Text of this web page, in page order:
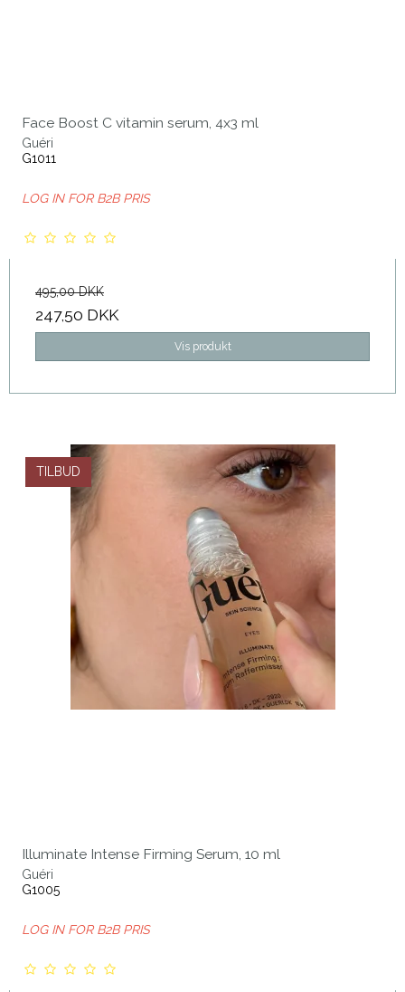
Face Boost C vitamin serum, 4x3 ml
Guéri
G1011
LOG IN FOR B2B PRIS
495,00 DKK
247,50 DKK
Vis produkt
TILBUD
Illuminate Intense Firming Serum, 10 ml
Guéri
G1005
LOG IN FOR B2B PRIS